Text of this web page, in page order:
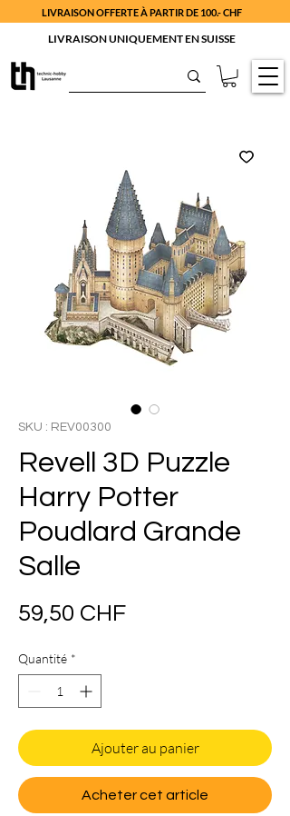
LIVRAISON OFFERTE À PARTIR DE 100.- CHF
LIVRAISON UNIQUEMENT EN SUISSE
SKU : REV00300
Revell 3D Puzzle
Harry Potter
Poudlard Grande
Salle
59,50 CHFPrix
Quantité *
Ajouter au panier
Acheter cet article